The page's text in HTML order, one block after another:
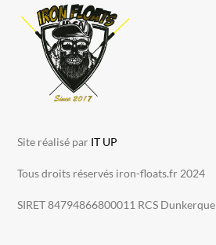
Site réalisé par IT UP
Tous droits réservés iron-floats.fr 2024
SIRET 84794866800011 RCS Dunkerque